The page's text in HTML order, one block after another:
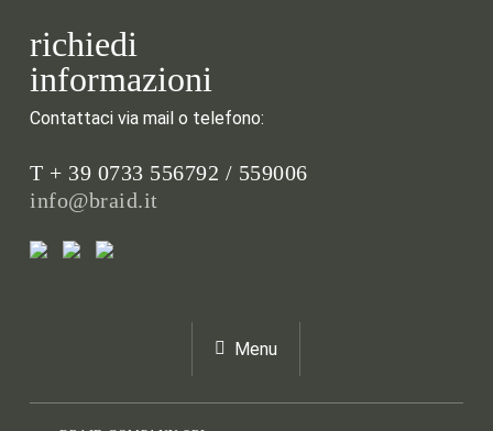
richiedi
informazioni
Contattaci via mail o telefono:
T + 39 0733 556792 / 559006
info@braid.it
Menu